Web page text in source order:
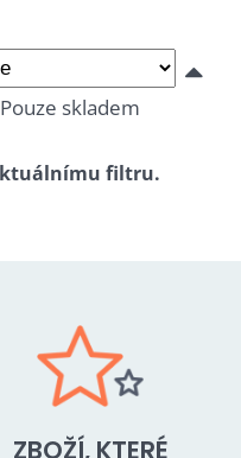
Pouze skladem
ZBOŽÍ, KTERÉ